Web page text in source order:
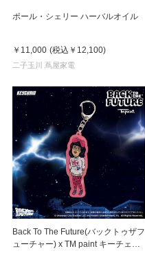
ポール・シェリー ハーバルオイル
￥11,000 (税込 ￥12,100)
二子玉川 蔦屋家電
Back To The Future(バックトゥザフ
ューチャー) x TM paint キーチェー